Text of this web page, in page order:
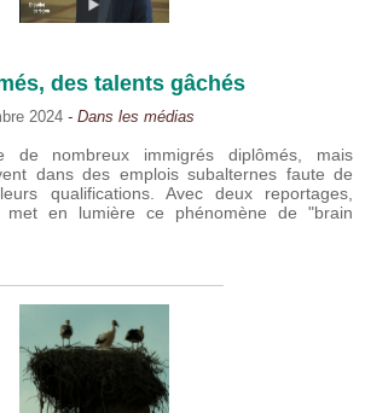
des talents gâchés
2024 - Dans les médias
de nombreux immigrés diplômés, mais
dans des emplois subalternes faute de
qualifications. Avec deux reportages,
met en lumière ce phénomène de "brain